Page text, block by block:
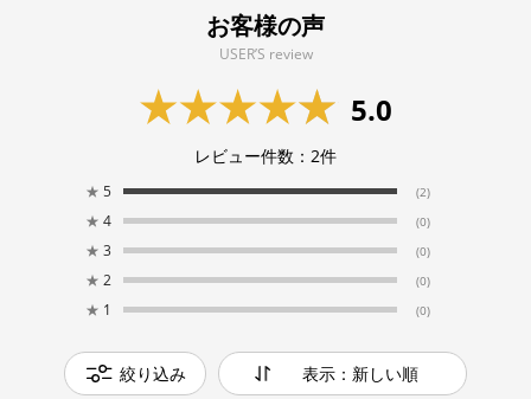
お客様の声
USER’S review
5.0
レビュー件数： 2件
★ 5 (2)
★ 4 (0)
★ 3 (0)
★ 2 (0)
★ 1 (0)
絞り込み 表示：新しい順